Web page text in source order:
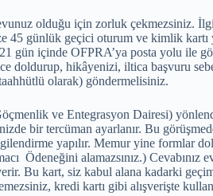
olduğu için zorluk çekmezsiniz.
45 günlük geçici oturum ve kimlik
gün içinde OFPRA’ya posta yolu ile
hikâyenizi, iltica başvuru
olarak) göndermelisiniz.
ve Entegrasyon Dairesi)
bir tercüman ayarlanır. Bu
yapılır. Memur yine formlar
Ödeneğini alamazsınız.) Cevabınız
Bu kart, siz kabul alana kadarki geçim
kredi kartı gibi alışverişte